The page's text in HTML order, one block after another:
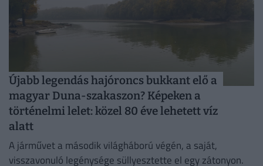
Újabb legendás hajóroncs bukkant elő a
magyar Duna-szakaszon? Képeken a
történelmi lelet: közel 80 éve lehetett víz
alatt
A járművet a második világháború végén, a saját,
visszavonuló legénysége süllyesztette el egy zátonyon.